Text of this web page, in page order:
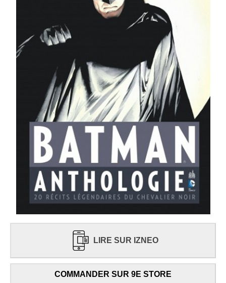
LIRE SUR IZNEO
COMMANDER SUR 9E STORE